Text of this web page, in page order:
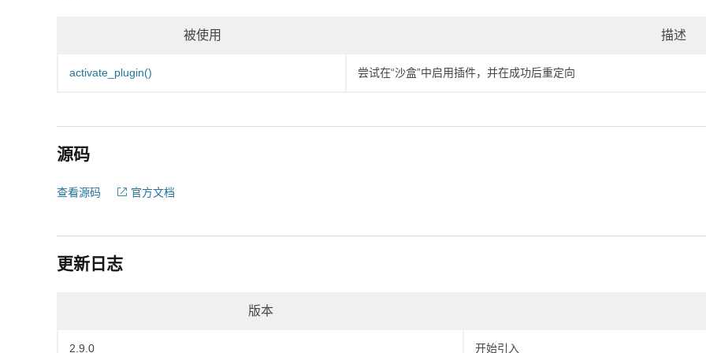
被使用 描述
activate_plugin() 尝试在“沙盒”中启用插件，并在成功后重定向
源码
查看源码 官方文档
更新日志
版本
2.9.0 开始引入